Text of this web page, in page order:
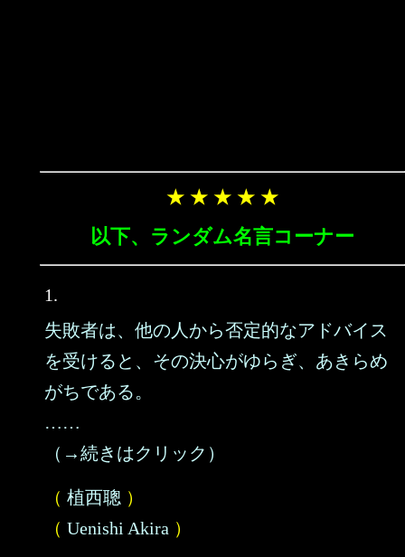
★ ★ ★ ★ ★
以下、ランダム名言コーナー
1.
失敗者は、他の人から否定的なアドバイス
を受けると、その決心がゆらぎ、あきらめ
がちである。
……
（→続きはクリック）
（ 植西聰 ）
（ Uenishi Akira ）